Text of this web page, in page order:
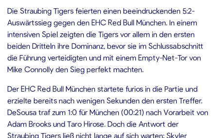
Die Straubing Tigers feierten einen beeindruckenden 5:2-
Auswärtssieg gegen den EHC Red Bull München. In einem
intensiven Spiel zeigten die Tigers vor allem in den ersten
beiden Dritteln ihre Dominanz, bevor sie im Schlussabschnitt
die Führung verteidigten und mit einem Empty-Net-Tor von
Mike Connolly den Sieg perfekt machten.
Der EHC Red Bull München startete furios in die Partie und
erzielte bereits nach wenigen Sekunden den ersten Treffer.
DeSousa traf zum 1:0 für München (00:21) nach Vorarbeit von
Adam Brooks und Taro Hirose. Doch die Antwort der
Straubing Tigers ließ nicht lange auf sich warten: Skyler